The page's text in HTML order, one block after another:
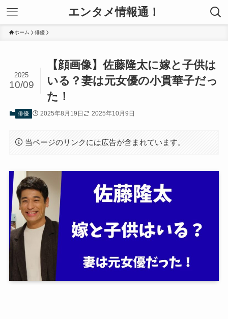
エンタメ情報通！
ホーム 俳優
【顔画像】佐藤隆太に嫁と子供は
いる？妻は元女優の小貫華子だっ
た！
2025
10/09
俳優 2025年8月19日 2025年10月9日
当ページのリンクには広告が含まれています。